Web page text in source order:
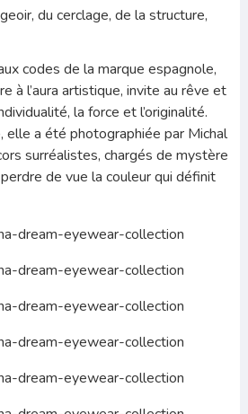
du cerclage, de la structure,
codes de la marque espagnole,
à l’aura artistique, invite au rêve et
la force et l’originalité.
a été photographiée par Michal
surréalistes, chargés de mystère
de vue la couleur qui définit